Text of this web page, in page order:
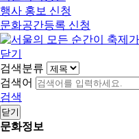
행사 홍보 신청
문화공간등록 신청
닫기
검색분류
검색어
검색
닫기
문화정보